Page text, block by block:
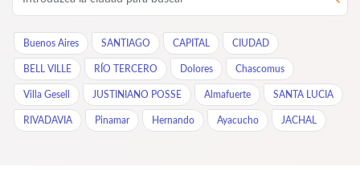
Buenos Aires SANTIAGO CAPITAL CIUDAD
BELL VILLE RÍO TERCERO Dolores Chascomus
Villa Gesell JUSTINIANO POSSE Almafuerte SANTA LUCIA
RIVADAVIA Pinamar Hernando Ayacucho JACHAL